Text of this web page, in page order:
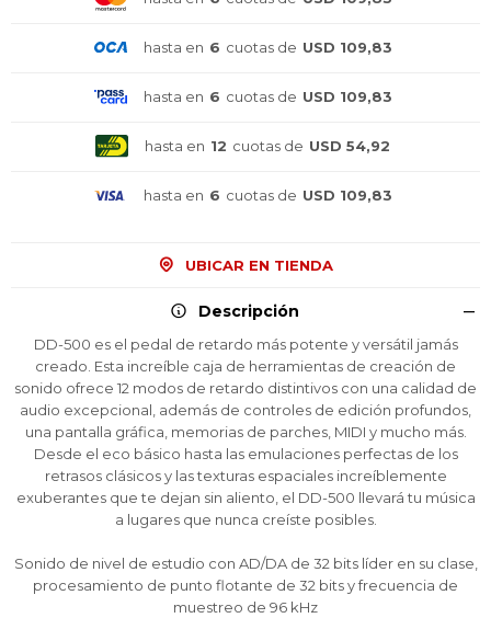
hasta en 6 cuotas de USD 109,83
hasta en 6 cuotas de USD 109,83
hasta en 12 cuotas de USD 54,92
hasta en 6 cuotas de USD 109,83
UBICAR EN TIENDA
Descripción
DD-500 es el pedal de retardo más potente y versátil jamás
creado. Esta increíble caja de herramientas de creación de
sonido ofrece 12 modos de retardo distintivos con una calidad de
audio excepcional, además de controles de edición profundos,
una pantalla gráfica, memorias de parches, MIDI y mucho más.
Desde el eco básico hasta las emulaciones perfectas de los
retrasos clásicos y las texturas espaciales increíblemente
exuberantes que te dejan sin aliento, el DD-500 llevará tu música
a lugares que nunca creíste posibles.
Sonido de nivel de estudio con AD/DA de 32 bits líder en su clase,
procesamiento de punto flotante de 32 bits y frecuencia de
muestreo de 96 kHz
Comprá ahora y Pagá
Después, hasta en 12
cuotas y sin tocar tu
tarjeta de crédito
¡Sumate a la forma más ágil de
comprar!
Comprá en 3 cuotas sin recargo o hasta en
12 cuotas * ¡Solo con tu cédula!
* sujeto aprobación crediticia.
Verifica si estás calificado para comprar con
Pago Después:
Cédula de identidad
Fecha de nacimiento
Estás calificado para comprar usando Pago
Después.
¡Tenés hasta
para comprar en las cuotas que
Elegí tus productos preferidos
Elegís Pago Después como metodo de pago
Ups!
Parece que no tenes oferta, lamentamos
el inconveniente, por cualquier duda
contactanos en
preguntas@pagodespues.com.uy
¡Algo salió mal!
Comprá ahora y Pagá
Después, hasta en 12
cuotas y sin tocar tu
tarjeta de crédito
¡Sumate a la forma más ágil de
comprar!
Comprá en 3 cuotas sin recargo o hasta en
12 cuotas * ¡Solo con tu cédula!
* sujeto aprobación crediticia.
Verifica si estás calificado para comprar con
Pago Después:
Cédula de identidad
Fecha de nacimiento
Estás calificado para comprar usando Pago
Después.
¡Tenés hasta
para comprar en las cuotas que
Elegí tus productos preferidos
Elegís Pago Después como metodo de pago
Ups!
Parece que no tenes oferta, lamentamos
el inconveniente, por cualquier duda
contactanos en
preguntas@pagodespues.com.uy
¡Algo salió mal!
Comprá ahora y Pagá
Después, hasta en 12
cuotas y sin tocar tu
tarjeta de crédito
¡Sumate a la forma más ágil de
comprar!
Comprá en 3 cuotas sin recargo o hasta en
12 cuotas * ¡Solo con tu cédula!
* sujeto aprobación crediticia.
Verifica si estás calificado para comprar con
Pago Después:
Cédula de identidad
Fecha de nacimiento
Estás calificado para comprar usando Pago
Después.
¡Tenés hasta
para comprar en las cuotas que
Elegí tus productos preferidos
Elegís Pago Después como metodo de pago
Ups!
Parece que no tenes oferta, lamentamos
el inconveniente, por cualquier duda
contactanos en
preguntas@pagodespues.com.uy
¡Algo salió mal!